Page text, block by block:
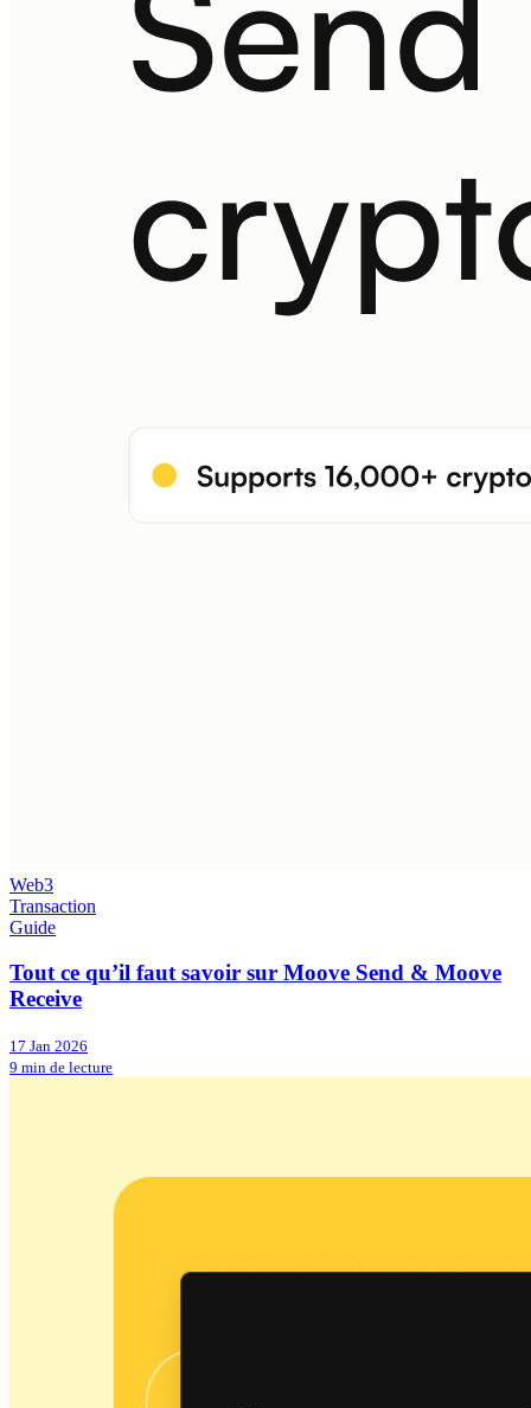
Web3
Transaction
Guide
Tout ce qu’il faut savoir sur Moove Send & Moove
Receive
17 Jan 2026
9 min de lecture